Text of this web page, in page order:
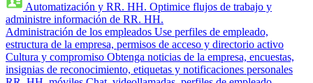
Automatización y RR. HH. Optimice flujos de trabajo y
administre información de RR. HH.
Administración de los empleados Use perfiles de empleado,
estructura de la empresa, permisos de acceso y directorio activo
Cultura y compromiso Obtenga noticias de la empresa, encuestas,
insignias de reconocimiento, etiquetas y notificaciones personales